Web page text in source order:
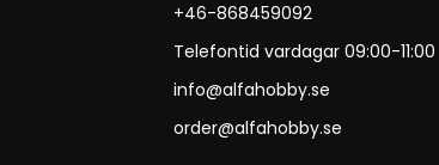
+46-868459092
Telefontid vardagar 09:00-11:00
info@alfahobby.se
order@alfahobby.se